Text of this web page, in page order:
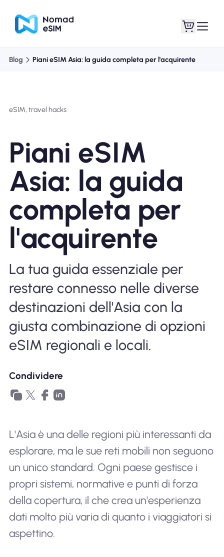
Informazioni sull'eSIM
Perché l'eSIM Nomad
Utilizzando una eSIM
Per affari
Blog Piani eSIM Asia: la guida completa per l'acquirente
eSIM, travel hacks
Piani eSIM
Asia: la guida
completa per
l'acquirente
La tua guida essenziale per
restare connesso nelle diverse
destinazioni dell'Asia con la
giusta combinazione di opzioni
eSIM regionali e locali.
Condividere
L'Asia è una delle regioni più interessanti da
esplorare, ma le sue reti mobili non seguono
un unico standard. Ogni paese gestisce i
propri sistemi, normative e punti di forza
della copertura, il che crea un'esperienza
dati molto più varia di quanto i viaggiatori si
aspettino.